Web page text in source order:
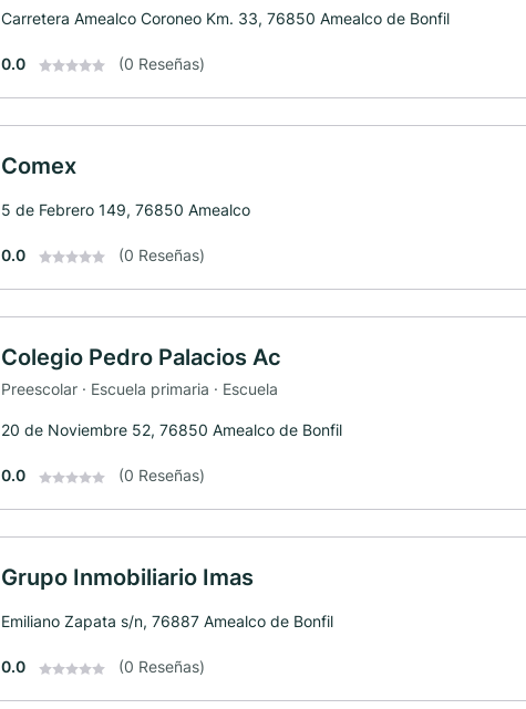
Carretera Amealco Coroneo Km. 33, 76850 Amealco de Bonfil
0.0 (0 Reseñas)
Comex
5 de Febrero 149, 76850 Amealco
0.0 (0 Reseñas)
Colegio Pedro Palacios Ac
Preescolar · Escuela primaria · Escuela
20 de Noviembre 52, 76850 Amealco de Bonfil
0.0 (0 Reseñas)
Grupo Inmobiliario Imas
Emiliano Zapata s/n, 76887 Amealco de Bonfil
0.0 (0 Reseñas)